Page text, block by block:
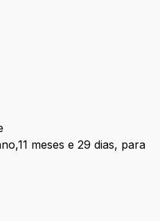
meses e 29 dias, para